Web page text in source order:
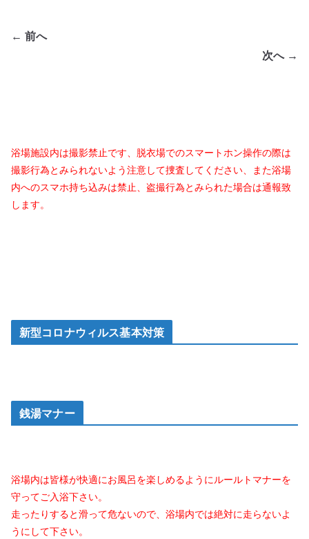
← 前へ
次へ →
浴場施設内は撮影禁止です、脱衣場でのスマートホン操作の際は
撮影行為とみられないよう注意して捜査してください、また浴場
内へのスマホ持ち込みは禁止、盗撮行為とみられた場合は通報致
します。
新型コロナウィルス基本対策
銭湯マナー
浴場内は皆様が快適にお風呂を楽しめるようにルールトマナーを
守ってご入浴下さい。
走ったりすると滑って危ないので、浴場内では絶対に走らないよ
うにして下さい。